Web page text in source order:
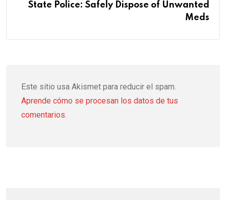
State Police: Safely Dispose of Unwanted
Meds
Este sitio usa Akismet para reducir el spam.
Aprende cómo se procesan los datos de tus
comentarios.